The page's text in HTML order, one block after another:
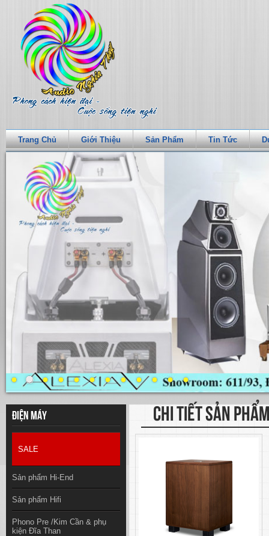
Trang Chủ Giới Thiệu Sản Phẩm Tin Tức
Điện máy
SALE
Sản phẩm Hi-End
Sản phẩm Hifi
Phono Pre /Kim Cần & phụ
kiện Đĩa Than
CHI TIẾT SẢN PHẨM